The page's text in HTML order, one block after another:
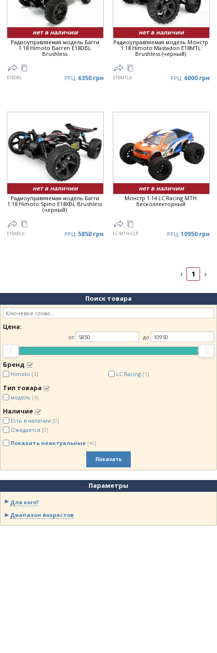
Цена ▼
нет в наличии
Радиоуправляемая модель Багги
1:18 Himoto Barren E18DBL
Brushless
E18DBL РРЦ: 6350 грн
нет в наличии
Радиоуправляемая модель Монстр
1:18 Himoto Mastadon E18MTL
Brushless (черный)
E18MTLb РРЦ: 6000 грн
нет в наличии
Радиоуправляемая модель Багги
1:18 Himoto Spino E18XBL Brushless
(черный)
E18XBLb РРЦ: 5850 грн
нет в наличии
Монстр 1:14 LC Racing MTH
бесколлекторный
LC-MTH-CLR РРЦ: 10950 грн
‹ 1 ›
Поиск товара
Цена:
от до
Бренд
Himoto [3] LC Racing [1]
Тип товара
модель [4]
Наличие
Есть в наличии [0]
Ожидается [0]
Показать неактуальные [+6]
Показать
Параметры
Для кого?
Диапазон возрастов